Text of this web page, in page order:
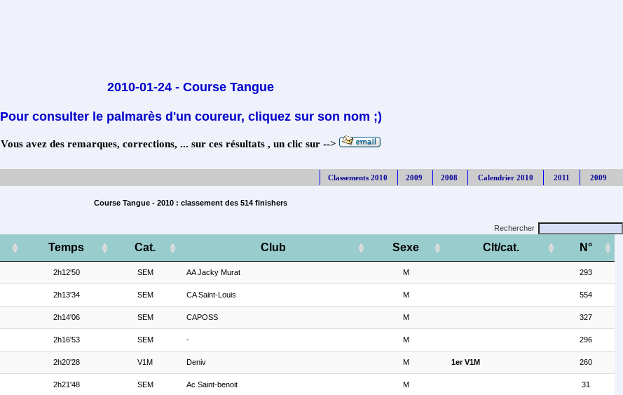
2010-01-24 - Course Tangue
Pour consulter le palmarès d'un coureur, cliquez sur son nom ;)
Vous avez des remarques, corrections, ... sur ces résultats , un clic sur -->
Classements 2010 2009 2008 Calendrier 2010 2011 2009
Course Tangue - 2010 : classement des 514 finishers
Rechercher
Temps Cat. Club Sexe Clt/cat. N°
2h12'50 SEM AA Jacky Murat M 293
2h13'34 SEM CA Saint-Louis M 554
2h14'06 SEM CAPOSS M 327
2h16'53 SEM - M 296
2h20'28 V1M Deniv M 1er V1M 260
2h21'48 SEM Ac Saint-benoit M 31